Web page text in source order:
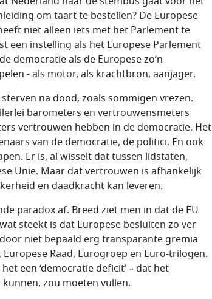
om taart te bestellen? De Europese
niet alleen iets met het Parlement te
een instelling als het Europese Parlement
democratie als de Europese zo’n
- als motor, als krachtbron, aanjager.
na dood, zoals sommigen vrezen.
barometers en vertrouwensmeters
vertrouwen hebben in de democratie. Het
van de democratie, de politici. En ook
Er is, al wisselt dat tussen lidstaten,
Unie. Maar dat vertrouwen is afhankelijk
en daadkracht kan leveren.
paradox af. Breed ziet men in dat de EU
steekt is dat Europese besluiten zo ver
niet bepaald erg transparante gremia
Raad, Eurogroep en Euro-trilogen.
het een ‘democratie deficit’ – dat het
zou moeten vullen.